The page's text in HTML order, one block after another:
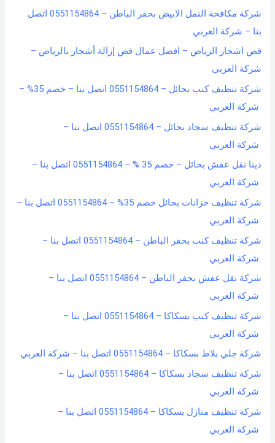
شركة مكافحة النمل الابيض بحفر الباطن – 0551154864 اتصل
بنا – شركة العربي
قص اشجار الرياض – افضل عمال قص إزالة أشجار بالرياض –
شركة العربي
شركة تنظيف كنب بحائل – 0551154864 اتصل بنا – خصم 35% –
شركة العربي
شركة تنظيف سجاد بحائل – 0551154864 اتصل بنا –
شركة العربي
دينا نقل عفش بحائل – خصم 35 % – 0551154864 اتصل بنا –
شركة العربي
شركة تنظيف خزانات بحائل خصم 35% – 0551154864 اتصل بنا –
شركة العربي
شركة تنظيف كنب بحفر الباطن – 0551154864 اتصل بنا –
شركة العربي
شركة نقل عفش بحفر الباطن – 0551154864 اتصل بنا –
شركة العربي
شركة تنظيف كنب بسكاكا – 0551154864 اتصل بنا –
شركة العربي
شركة جلي بلاط بسكاكا – 0551154864 اتصل بنا – شركة العربي
شركة تنظيف سجاد بسكاكا – 0551154864 اتصل بنا –
شركة العربي
شركة تنظيف منازل بسكاكا – 0551154864 اتصل بنا –
شركة العربي